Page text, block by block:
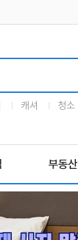
캐셔 청소
부동산